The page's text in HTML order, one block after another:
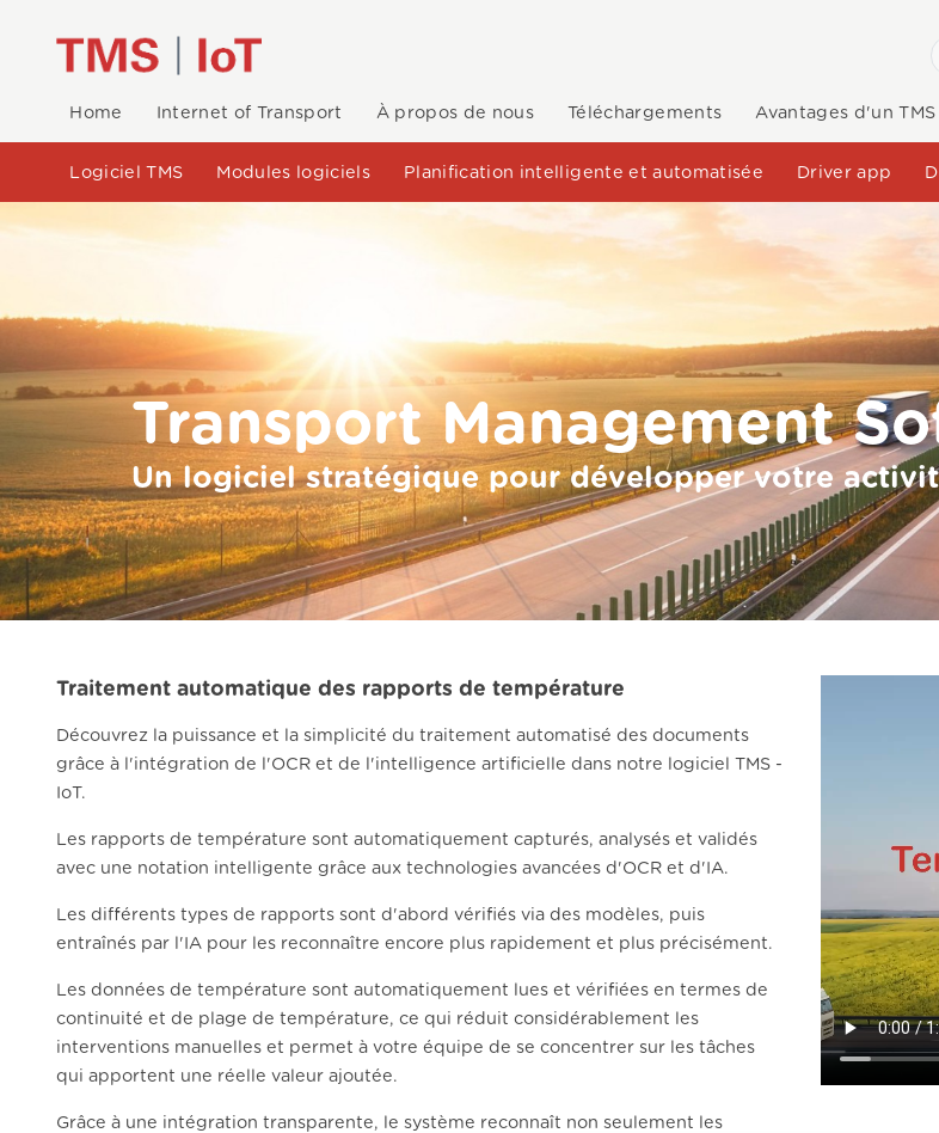
Home Internet of Transport À propos de nous Téléchargements Avantages d'un TMS
Logiciel TMS Modules logiciels Planification intelligente et automatisée Driver app
Transport Management
Un logiciel stratégique pour développer votre
Traitement automatique des rapports de température
Découvrez la puissance et la simplicité du traitement automatisé des documents
grâce à l'intégration de l'OCR et de l'intelligence artificielle dans notre logiciel TMS -
IoT.
Les rapports de température sont automatiquement capturés, analysés et validés
avec une notation intelligente grâce aux technologies avancées d'OCR et d'IA.
Les différents types de rapports sont d'abord vérifiés via des modèles, puis
entraînés par l'IA pour les reconnaître encore plus rapidement et plus précisément.
Les données de température sont automatiquement lues et vérifiées en termes de
continuité et de plage de température, ce qui réduit considérablement les
interventions manuelles et permet à votre équipe de se concentrer sur les tâches
qui apportent une réelle valeur ajoutée.
Grâce à une intégration transparente, le système reconnaît non seulement les